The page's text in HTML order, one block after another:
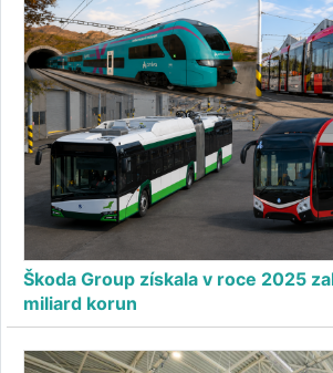
Škoda Group získala v roce 2025
miliard korun